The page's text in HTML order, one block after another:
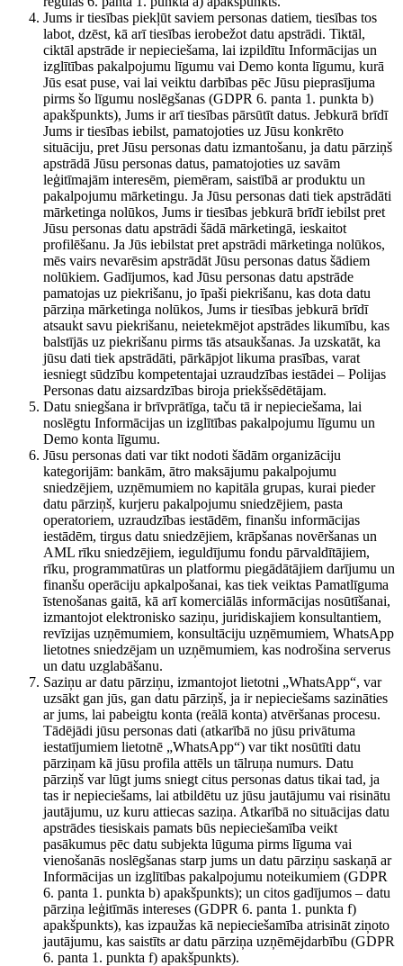
Jums ir tiesības piekļūt saviem personas datiem, tiesības tos
labot, dzēst, kā arī tiesības ierobežot datu apstrādi. Tiktāl,
ciktāl apstrāde ir nepieciešama, lai izpildītu Informācijas un
izglītības pakalpojumu līgumu vai Demo konta līgumu, kurā
Jūs esat puse, vai lai veiktu darbības pēc Jūsu pieprasījuma
pirms šo līgumu noslēgšanas (GDPR 6. panta 1. punkta b)
apakšpunkts), Jums ir arī tiesības pārsūtīt datus. Jebkurā brīdī
Jums ir tiesības iebilst, pamatojoties uz Jūsu konkrēto
situāciju, pret Jūsu personas datu izmantošanu, ja datu pārziņš
apstrādā Jūsu personas datus, pamatojoties uz savām
leģitīmajām interesēm, piemēram, saistībā ar produktu un
pakalpojumu mārketingu. Ja Jūsu personas dati tiek apstrādāti
mārketinga nolūkos, Jums ir tiesības jebkurā brīdī iebilst pret
Jūsu personas datu apstrādi šādā mārketingā, ieskaitot
profilēšanu. Ja Jūs iebilstat pret apstrādi mārketinga nolūkos,
mēs vairs nevarēsim apstrādāt Jūsu personas datus šādiem
nolūkiem. Gadījumos, kad Jūsu personas datu apstrāde
pamatojas uz piekrišanu, jo īpaši piekrišanu, kas dota datu
pārziņa mārketinga nolūkos, Jums ir tiesības jebkurā brīdī
atsaukt savu piekrišanu, neietekmējot apstrādes likumību, kas
balstījās uz piekrišanu pirms tās atsaukšanas. Ja uzskatāt, ka
jūsu dati tiek apstrādāti, pārkāpjot likuma prasības, varat
iesniegt sūdzību kompetentajai uzraudzības iestādei – Polijas
Personas datu aizsardzības biroja priekšsēdētājam.
Datu sniegšana ir brīvprātīga, taču tā ir nepieciešama, lai
noslēgtu Informācijas un izglītības pakalpojumu līgumu un
Demo konta līgumu.
Jūsu personas dati var tikt nodoti šādām organizāciju
kategorijām: bankām, ātro maksājumu pakalpojumu
sniedzējiem, uzņēmumiem no kapitāla grupas, kurai pieder
datu pārziņš, kurjeru pakalpojumu sniedzējiem, pasta
operatoriem, uzraudzības iestādēm, finanšu informācijas
iestādēm, tirgus datu sniedzējiem, krāpšanas novēršanas un
AML rīku sniedzējiem, ieguldījumu fondu pārvaldītājiem,
rīku, programmatūras un platformu piegādātājiem darījumu un
finanšu operāciju apkalpošanai, kas tiek veiktas Pamatlīguma
īstenošanas gaitā, kā arī komerciālās informācijas nosūtīšanai,
izmantojot elektronisko saziņu, juridiskajiem konsultantiem,
revīzijas uzņēmumiem, konsultāciju uzņēmumiem, WhatsApp
lietotnes sniedzējam un uzņēmumiem, kas nodrošina serverus
un datu uzglabāšanu.
Saziņu ar datu pārziņu, izmantojot lietotni „WhatsApp“, var
uzsākt gan jūs, gan datu pārziņš, ja ir nepieciešams sazināties
ar jums, lai pabeigtu konta (reālā konta) atvēršanas procesu.
Tādējādi jūsu personas dati (atkarībā no jūsu privātuma
iestatījumiem lietotnē „WhatsApp“) var tikt nosūtīti datu
pārziņam kā jūsu profila attēls un tālruņa numurs. Datu
pārziņš var lūgt jums sniegt citus personas datus tikai tad, ja
tas ir nepieciešams, lai atbildētu uz jūsu jautājumu vai risinātu
jautājumu, uz kuru attiecas saziņa. Atkarībā no situācijas datu
apstrādes tiesiskais pamats būs nepieciešamība veikt
pasākumus pēc datu subjekta lūguma pirms līguma vai
vienošanās noslēgšanas starp jums un datu pārziņu saskaņā ar
Informācijas un izglītības pakalpojumu noteikumiem (GDPR
6. panta 1. punkta b) apakšpunkts); un citos gadījumos – datu
pārziņa leģitīmās intereses (GDPR 6. panta 1. punkta f)
apakšpunkts), kas izpaužas kā nepieciešamība atrisināt ziņoto
jautājumu, kas saistīts ar datu pārziņa uzņēmējdarbību (GDPR
6. panta 1. punkta f) apakšpunkts).